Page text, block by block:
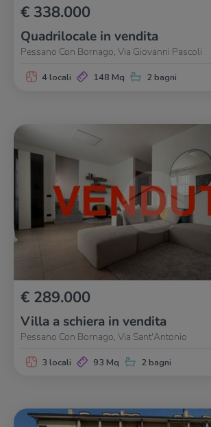
€ 338.000
Quadrilocale in vendita
Pessano Con Bornago, Via Giovanni Pascoli
4 locali 148 Mq 2 bagni
€ 289.000
Villa a schiera in vendita
Pessano Con Bornago, Via Sant'Antonio
3 locali 93 Mq 2 bagni